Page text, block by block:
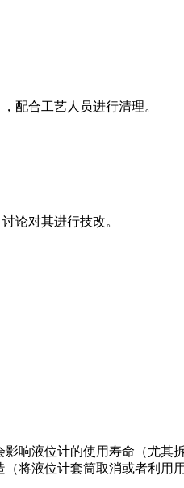
配合工艺人员进行清理。
论对其进行技改。
响液位计的使用寿命（尤
将液位计套筒取消或者利用